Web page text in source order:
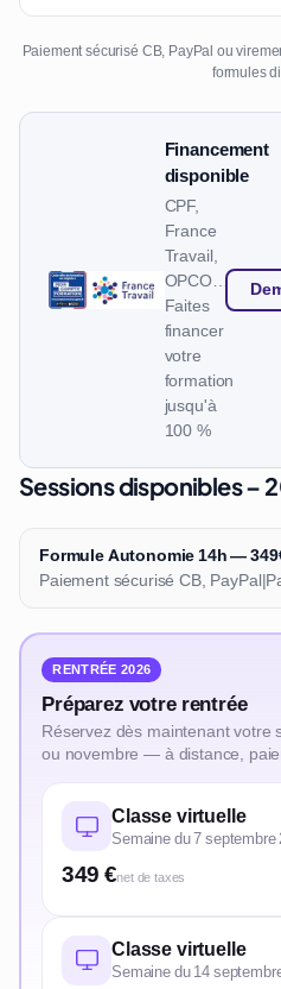
Paiement sécurisé CB, PayPal ou
formules
Financement
disponible
CPF,
France
Travail,
OPCO…
Faites
financer
votre
formation
jusqu'à
100 %
Sessions disponibles –
Formule Autonomie 14h —
Paiement sécurisé CB, PayPal|
RENTRÉE 2026
Préparez votre rentrée
Réservez dès maintenant votre
ou novembre — à distance,
Classe virtuelle
Semaine du 7 septembre
349 €net de taxes
Classe virtuelle
Semaine du 14